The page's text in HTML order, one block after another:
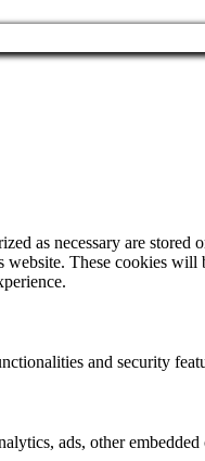
as necessary are stored
website. These cookies
and security
ads, other embedded